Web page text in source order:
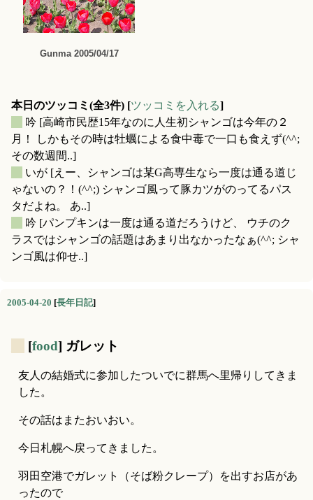
Gunma 2005/04/17
本日のツッコミ(全3件) [ツッコミを入れる]
吟 [高崎市民歴15年なのに人生初シャンゴは今年の２
月！ しかもその時は牡蠣による食中毒で一口も食えず(^^;
その数週間..]
いが [えー、シャンゴは某G高専生なら一度は通る道じ
ゃないの？！(^^;) シャンゴ風って豚カツがのってるパス
タだよね。 あ..]
吟 [パンプキンは一度は通る道だろうけど、 ウチのク
ラスではシャンゴの話題はあまり出なかったなぁ(^^; シャ
ンゴ風は仰せ..]
2005-04-20 [長年日記]
[food] ガレット
友人の結婚式に参加したついでに群馬へ里帰りしてきま
した。
その話はまたおいおい。
今日札幌へ戻ってきました。
羽田空港でガレット（そば粉クレープ）を出すお店があ
ったので